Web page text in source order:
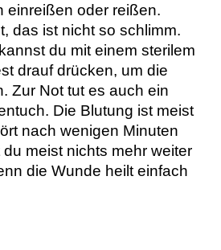
einreißen oder reißen.
das ist nicht so schlimm.
du mit einem sterilem
drauf drücken, um die
Zur Not tut es auch ein
Die Blutung ist meist
nach wenigen Minuten
meist nichts mehr weiter
die Wunde heilt einfach